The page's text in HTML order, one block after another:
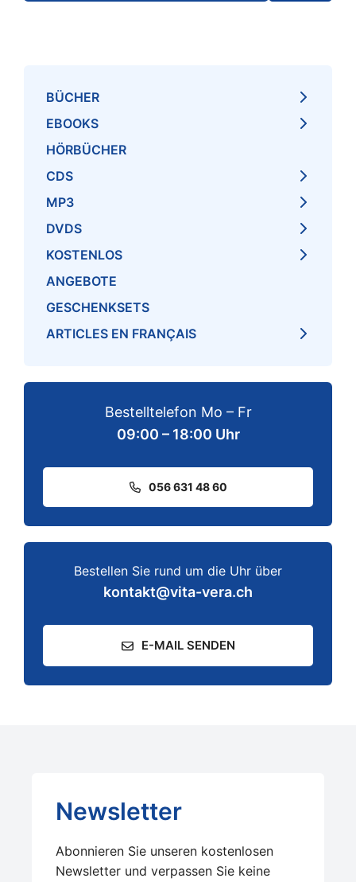
BÜCHER
EBOOKS
HÖRBÜCHER
CDS
MP3
DVDS
KOSTENLOS
ANGEBOTE
GESCHENKSETS
ARTICLES EN FRANÇAIS
Bestelltelefon Mo – Fr
09:00 – 18:00 Uhr
056 631 48 60
Bestellen Sie rund um die Uhr über
kontakt@vita-vera.ch
E-MAIL SENDEN
Newsletter
Abonnieren Sie unseren kostenlosen
Newsletter und verpassen Sie keine